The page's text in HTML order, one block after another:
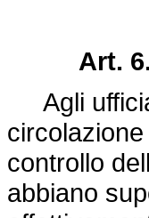
Art. 6.
Agli
controllo
abbiano